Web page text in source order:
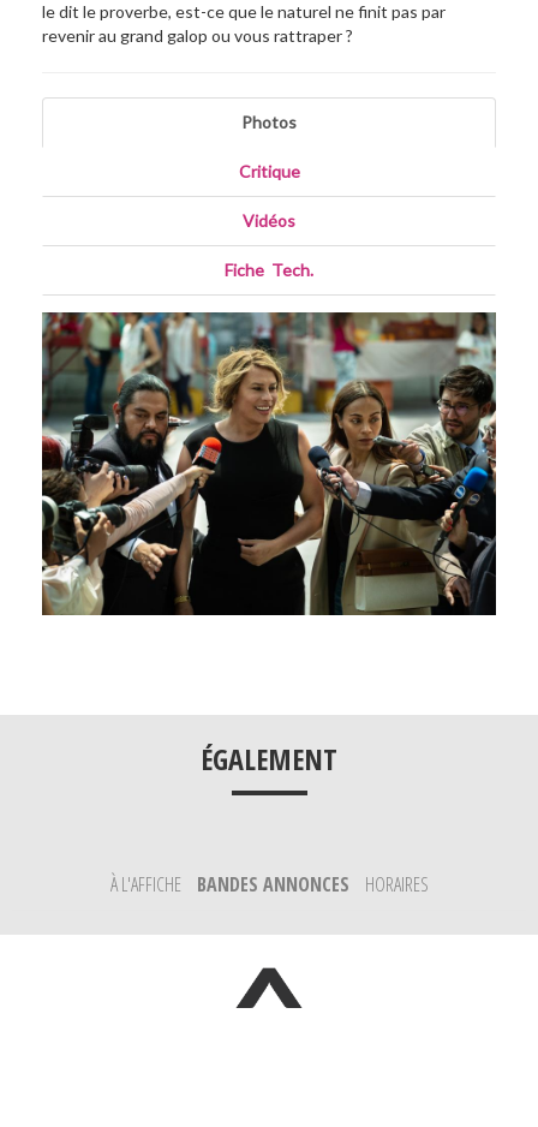
le dit le proverbe, est-ce que le naturel ne finit pas par
revenir au grand galop ou vous rattraper ?
Photos
Critique
Vidéos
Fiche Tech.
ÉGALEMENT
___
À L'AFFICHE BANDES ANNONCES HORAIRES